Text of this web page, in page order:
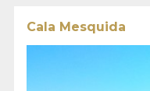
Cala Mesquida